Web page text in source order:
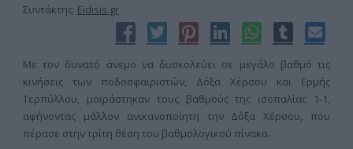
Συντάκτης: Eidisis.gr
Με τον δυνατό άνεμο να δυσκολεύει σε μεγάλο βαθμό τις
κινήσεις των ποδοσφαιριστών, Δόξα Χέρσου και Ερμής
Τερπύλλου, μοιράστηκαν τους βαθμούς της ισοπαλίας 1-1,
αφήνοντας μάλλον ανικανοποίητη την Δόξα Χέρσου, που
πέρασε στην τρίτη θέση του βαθμολογικού πίνακα.